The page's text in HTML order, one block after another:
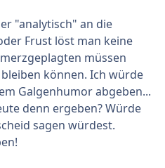
"analytisch" an die
Frust löst man keine
müssen
können. Ich würde
Galgenhumor abgeben...
denn ergeben? Würde
sagen würdest.